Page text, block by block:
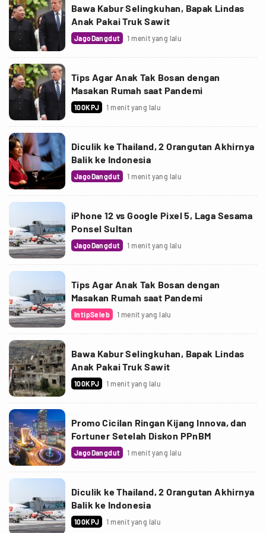
Bawa Kabur Selingkuhan, Bapak Lindas
Anak Pakai Truk Sawit
JagoDangdut 1 menit yang lalu
Tips Agar Anak Tak Bosan dengan
Masakan Rumah saat Pandemi
100KPJ 1 menit yang lalu
Diculik ke Thailand, 2 Orangutan Akhirnya
Balik ke Indonesia
JagoDangdut 1 menit yang lalu
iPhone 12 vs Google Pixel 5, Laga Sesama
Ponsel Sultan
JagoDangdut 1 menit yang lalu
Tips Agar Anak Tak Bosan dengan
Masakan Rumah saat Pandemi
IntipSeleb 1 menit yang lalu
Bawa Kabur Selingkuhan, Bapak Lindas
Anak Pakai Truk Sawit
100KPJ 1 menit yang lalu
Promo Cicilan Ringan Kijang Innova, dan
Fortuner Setelah Diskon PPnBM
JagoDangdut 1 menit yang lalu
Diculik ke Thailand, 2 Orangutan Akhirnya
Balik ke Indonesia
100KPJ 1 menit yang lalu